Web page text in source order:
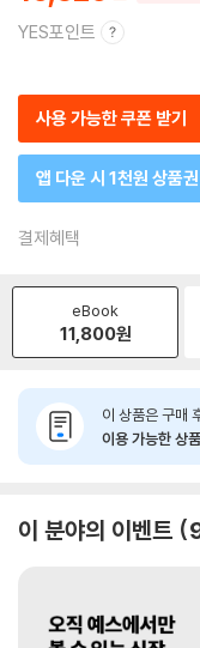
YES포인트
사용 가능한 쿠폰 받기
앱 다운 시 1천원 상품권
결제혜택
eBook
11,800원
이 상품은 구매
이용 가능한 상품
이 분야의 이벤트